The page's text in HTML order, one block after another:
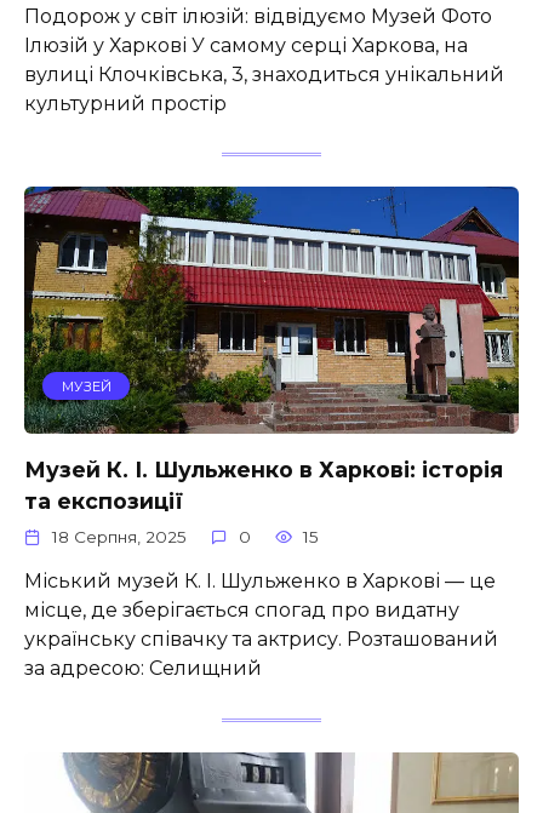
Подорож у світ ілюзій: відвідуємо Музей Фото
Ілюзій у Харкові У самому серці Харкова, на
вулиці Клочківська, 3, знаходиться унікальний
культурний простір
МУЗЕЙ
Музей К. І. Шульженко в Харкові: історія
та експозиції
18 Серпня, 2025 0 15
Міський музей К. І. Шульженко в Харкові — це
місце, де зберігається спогад про видатну
українську співачку та актрису. Розташований
за адресою: Селищний